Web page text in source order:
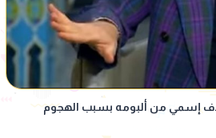
إسمي من ألبومه بسبب الهجوم